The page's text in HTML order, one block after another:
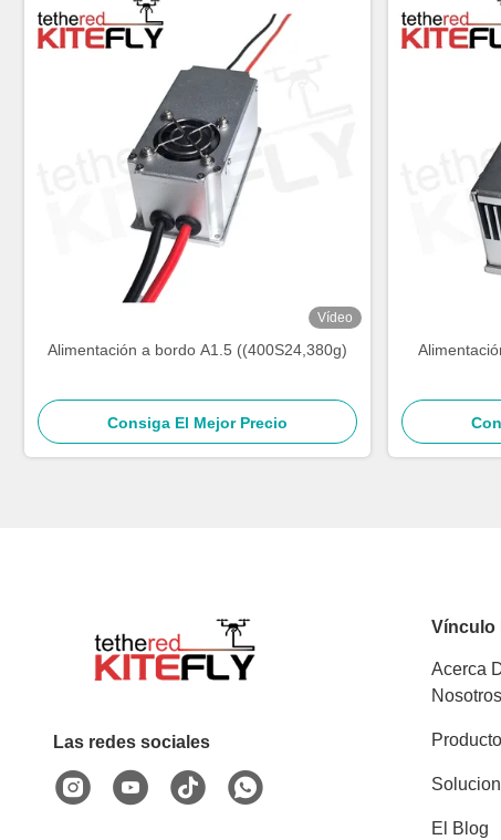
Vídeo
Alimentación a bordo A1.5 ((400S24,380g)
Consiga El Mejor Precio
Las redes sociales
Vínculo
Acerca
Nosotros
El Blog